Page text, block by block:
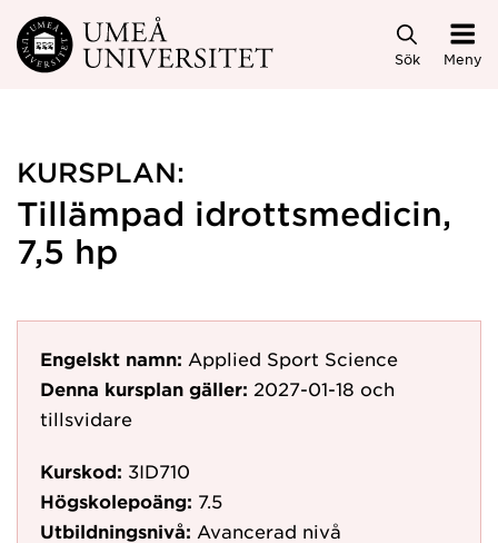
Hoppa direkt till innehållet
Sök Meny
KURSPLAN:
Tillämpad idrottsmedicin,
7,5 hp
Engelskt namn: Applied Sport Science
Denna kursplan gäller: 2027-01-18 och
tillsvidare
Kurskod: 3ID710
Högskolepoäng: 7.5
Utbildningsnivå: Avancerad nivå